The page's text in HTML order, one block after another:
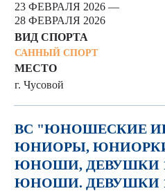
23 ФЕВРАЛЯ 2026 —
28 ФЕВРАЛЯ 2026
ВИД СПОРТА
САННЫЙ СПОРТ
МЕСТО
г. Чусовой
ВС "ЮНОШЕСКИЕ
ЮНИОРЫ, ЮНИОРКИ
ЮНОШИ, ДЕВУШКИ
ЮНОШИ. ДЕВУШКИ